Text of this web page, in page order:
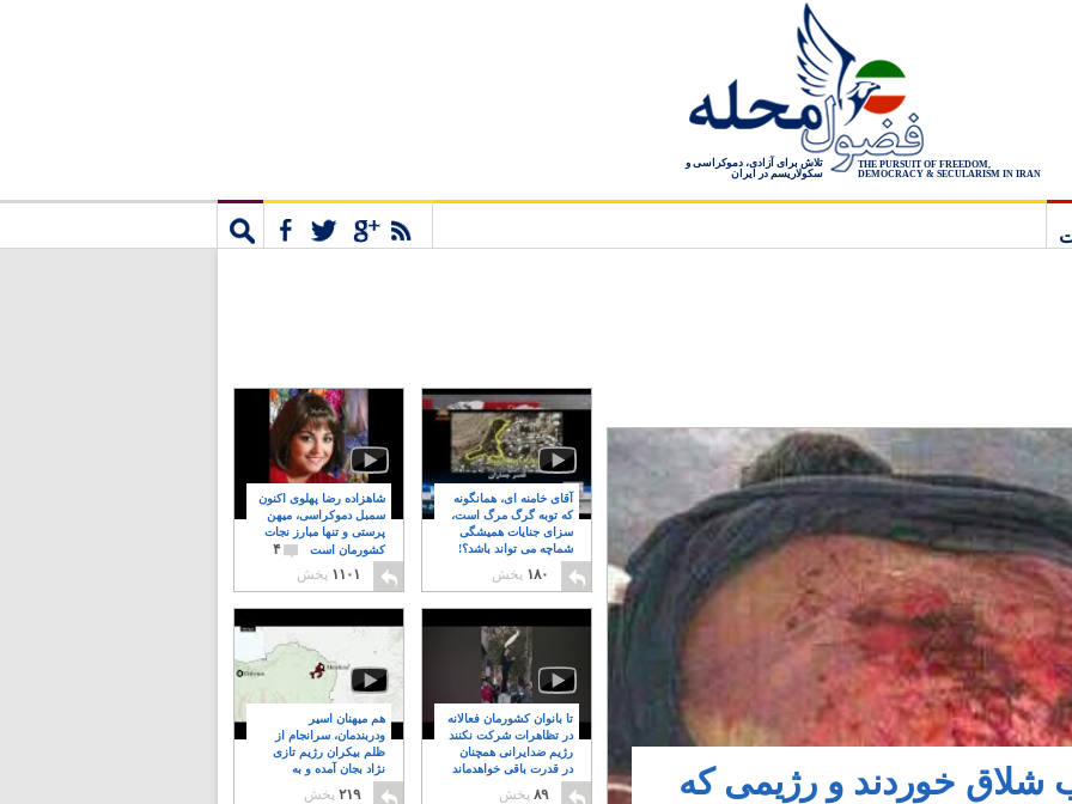
THE PURSUIT OF FREEDOM,
DEMOCRACY & SECULARISM IN IRAN
تلاش برای آزادی، دموکراسی و
سکولاریسم در ایران
شلاق خوردند و رژیمی که
شاهزاده رضا پهلوی اکنون
سمبل دموکراسی، میهن
پرستی و تنها مبارز نجات
کشورمان است
۴
۱۱۰۱ پخش
آقای خامنه ای، همانگونه
که توبه گرگ مرگ است،
سزای جنایات همیشگی
شماچه می تواند باشد؟!
۸
۱۸۰ پخش
هم میهنان اسیر
ودربندمان، سرانجام از
ظلم بیکران رژیم تازی
نژاد بجان آمده و به
۲۱۹ پخش
تا بانوان کشورمان فعالانه
در تظاهرات شرکت نکنند
رژیم ضدایرانی همچنان
در قدرت باقی خواهدماند
۸
۸۹ پخش